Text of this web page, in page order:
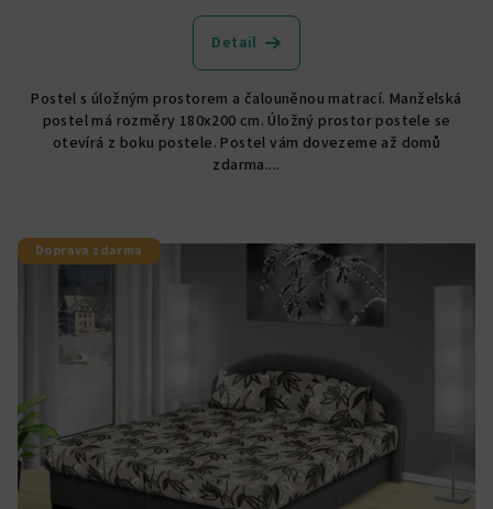
Detail
Postel s úložným prostorem a čalouněnou matrací. Manželská
postel má rozměry 180x200 cm. Úložný prostor postele se
otevírá z boku postele. Postel vám dovezeme až domů
zdarma....
Doprava zdarma